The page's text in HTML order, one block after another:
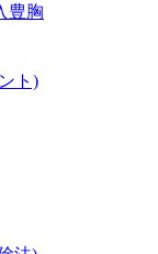
豊胸
ト)